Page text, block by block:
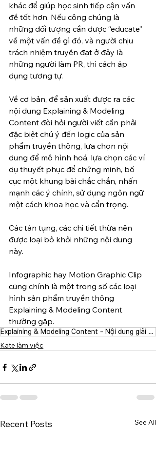
khác để giúp học sinh tiếp cận vấn
đề tốt hơn. Nếu công chúng là
những đối tượng cần được “educate”
về một vấn đề gì đó, và người chịu
trách nhiệm truyền đạt ở đây là
những người làm PR, thì cách áp
dụng tương tự.
Về cơ bản, để sản xuất được ra các
nội dung Explaining & Modeling
Content đòi hỏi người viết cần phải
đặc biệt chú ý đến logic của sản
phẩm truyền thông, lựa chọn nội
dung để mô hình hoá, lựa chọn các ví
dụ thuyết phục để chứng minh, bố
cục một khung bài chắc chắn, nhấn
mạnh các ý chính, sử dụng ngôn ngữ
một cách khoa học và cẩn trọng.
Các tán tụng, các chi tiết thừa nên
được loại bỏ khỏi những nội dung
này.
Infographic hay Motion Graphic Clip
cũng chính là một trong số các loại
hình sản phẩm truyền thông
Explaining & Modeling Content
thường gặp.
Explaining & Modeling Content - Nội dung giải nghĩa và mô hình hoá
Kate làm việc
Recent Posts See All